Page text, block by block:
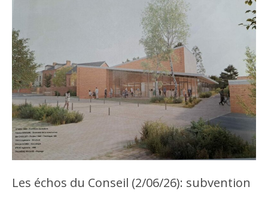
Les échos du Conseil (2/06/26): subvention